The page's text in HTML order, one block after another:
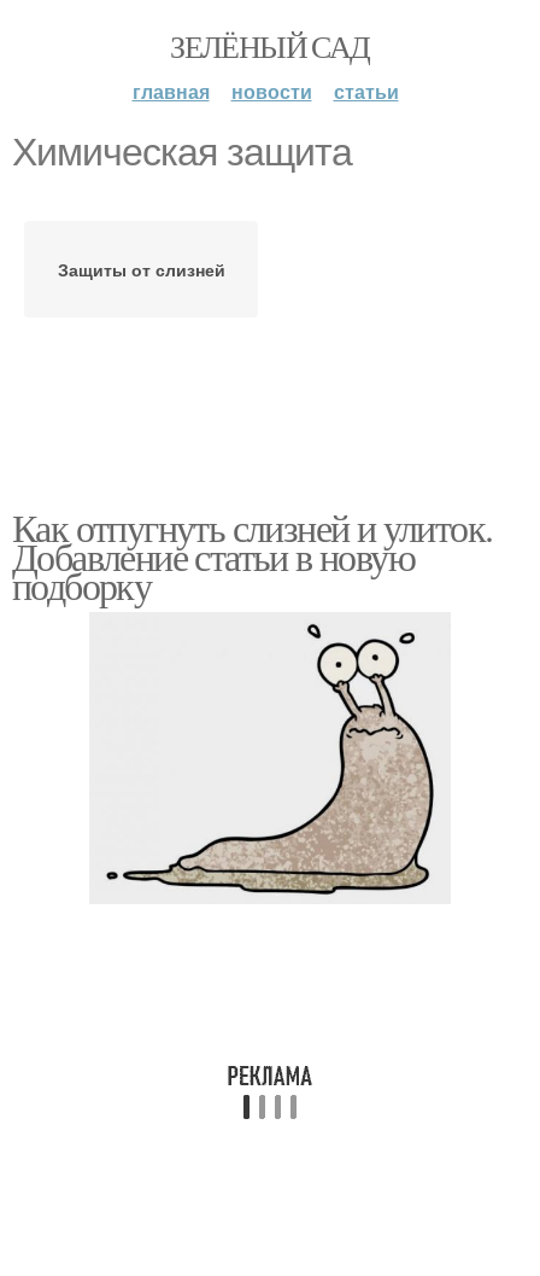
ЗЕЛЁНЫЙ САД
главная новости статьи
Химическая защита
Защиты от слизней
Как отпугнуть слизней и улиток.
Добавление статьи в новую
подборку